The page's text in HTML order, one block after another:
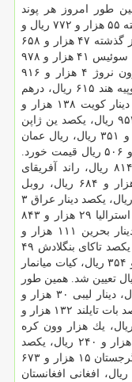
همین طور امروز هر پوند
انگلیس با ۳۹ ریال كاهش نسبت به روز گذشته ۵۵ هزار و ۷۷۲ ریال و
هر یورو باز با ۸۸ ریال افزایش نسبت به روز گذشته ۴۷ هزار و ۶۵۸
ریال ارزش گذاری شد. همین طور هر فرانك سوئیس ۴۱ هزار و ۹۷۸
ریال، كرون سوئد ۴ هزار و ۵۵۲ ریال، كرون نروژ ۴ هزار و ۹۱۶
ریال، كرون دانمارك ۶ هزار و ۳۸۷ ریال، روپیه هند ۶۱۵ ریال، درهم
امارات متحده عربی ۱۱ هزار و ۴۳۷ ریال، دینار كویت ۱۳۸ هزار و
۳۳۶ ریال، یكصد روپیه پاكستان ۲۹ هزار و ۹۵۴ ریال، یكصد ین ژاپن
هنگ كنگ ۵ هزار و ۳۵۱ ریال، ریال عمان
كانادا ۳۱ هزار و ۵۰۶ ریال قیمت خورد.
نیوزلند ۲۸ هزار و ۸۱۴ ریال، راند آفریقای
جنوبی ۲ هزار و ۹۱۱ ریال، لیر تركیه ۷ هزار و ۶۸۴ ریال، روبل
روسیه ۶۵۳ ریال، ریال قطر ۱۱ هزار و ۵۳۹ ریال، یكصد دینار عراق ۳
استرالیا ۲۹ هزار و ۸۴۳
ریال، ریال سعودی ۱۱ هزار و ۲۰۱ ریال، دینار بحرین ۱۱۱ هزار و
سنگاپور ۳۱ هزار و ۹۹ ریال، یكصد تاكای بنگلادش ۴۹
هزار و ۸۰۸ ریال، ده روپیه سریلانكا ۲ هزار و ۳۵۴ ریال، كیات میانمار
و یكصد روپیه نپال ۳۸ هزار و ۱۹۹ ریال تعیین شد. همین طور
نرخ یكصد درام ارمنستان ۸ هزار و ۶۳۳ ریال، دینار لیبی ۳۰ هزار و
۲۴۰ ریال، یوان چین ۶ هزار و ۲۵۵ ریال، یكصد بات تایلند ۱۳۲ هزار و
رینگیت مالزی ۱۰ هزار و ۳۰۵ ریال، یك هزار وون كره
جنوبی ۳۷ هزار و ۱۵۶ ریال، دینار اردن ۵۹ هزار و ۲۴۰ ریال، یكصد
تنگه قزاقستان ۱۱ هزار و ۱۶۲ ریال، لاری گرجستان ۱۵ هزار و ۶۷۳
ریال، یك هزار روپیه اندونزی ۲ هزار و ۹۵۵ ریال، افغانی افغانستان